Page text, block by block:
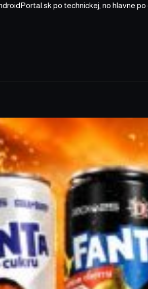
po technickej, no hlavne